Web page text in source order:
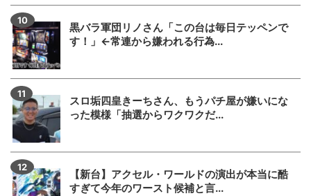
黒バラ軍団リノさん「この台は毎日テッペンで
す！」←常連から嫌われる行為...
スロ垢四皇きーちさん、もうパチ屋が嫌いにな
った模様「抽選からワクワクだ...
【新台】アクセル・ワールドの演出が本当に酷
すぎて今年のワースト候補と言...